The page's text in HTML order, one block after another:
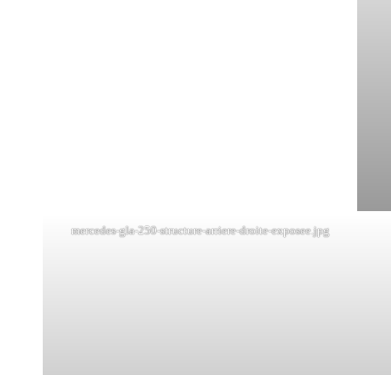
mercedes-gla-250-structure-arriere-droite-exposee.jpg